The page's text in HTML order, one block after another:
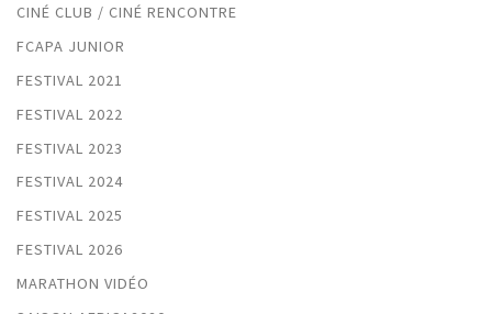
CINÉ CLUB / CINÉ RENCONTRE
FCAPA JUNIOR
FESTIVAL 2021
FESTIVAL 2022
FESTIVAL 2023
FESTIVAL 2024
FESTIVAL 2025
FESTIVAL 2026
MARATHON VIDÉO